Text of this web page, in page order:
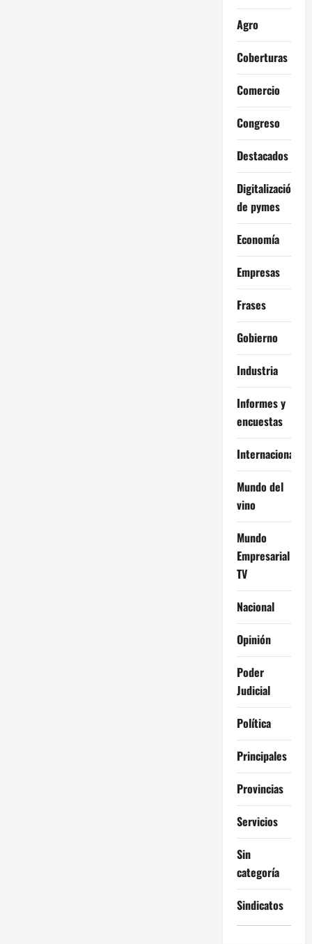
Agro
Coberturas
Comercio
Congreso
Destacados
Digitalización
de pymes
Economía
Empresas
Frases
Gobierno
Industria
Informes y
encuestas
Internacional
Mundo del
vino
Mundo
Empresarial
TV
Nacional
Opinión
Poder
Judicial
Política
Principales
Provincias
Servicios
Sin
categoría
Sindicatos